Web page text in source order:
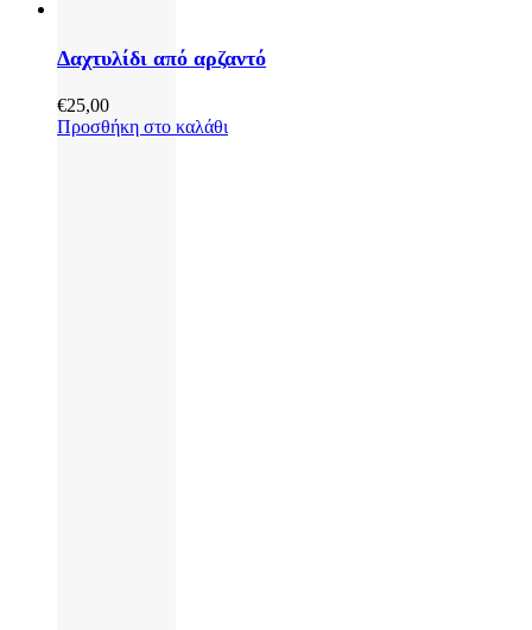
Δαχτυλίδι από αρζαντό
€25,00
Προσθήκη στο καλάθι